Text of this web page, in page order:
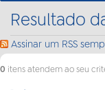
Resultado
Assinar um RSS
0 itens atendem ao seu